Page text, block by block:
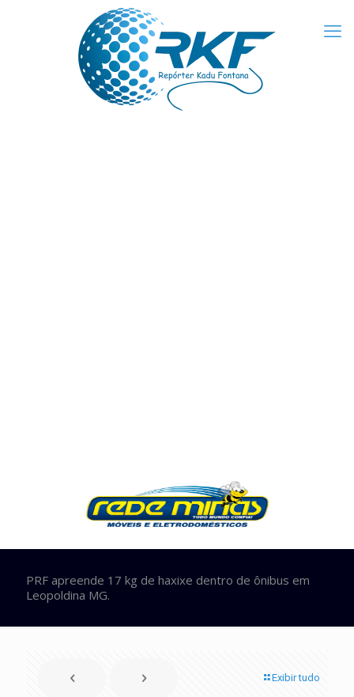
PRF apreende 17 kg de haxixe dentro de ônibus em
Leopoldina MG.
Exibir tudo